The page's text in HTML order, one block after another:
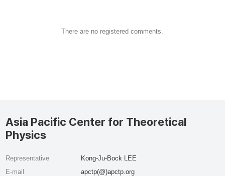
There are no registered comments.
Asia Pacific Center for Theoretical
Physics
Representative
Kong-Ju-Bock LEE
E-mail
apctp(@)apctp.org